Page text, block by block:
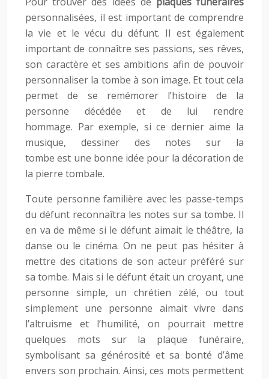
personnalisées, il est important de comprendre
la vie et le vécu du défunt. Il est également
important de connaître ses passions, ses rêves,
son caractère et ses ambitions afin de pouvoir
personnaliser la tombe à son image. Et tout cela
permet de se remémorer l’histoire de la
personne décédée et de lui rendre
hommage. Par exemple, si ce dernier aime la
musique, dessiner des notes sur la
tombe est une bonne idée pour la décoration de
la pierre tombale.
Toute personne familière avec les passe-temps
du défunt reconnaîtra les notes sur sa tombe. Il
en va de même si le défunt aimait le théâtre, la
danse ou le cinéma. On ne peut pas hésiter à
mettre des citations de son acteur préféré sur
sa tombe. Mais si le défunt était un croyant, une
personne simple, un chrétien zélé, ou tout
simplement une personne aimait vivre dans
l’altruisme et l’humilité, on pourrait mettre
quelques mots sur la plaque funéraire,
symbolisant sa générosité et sa bonté d’âme
envers son prochain. Ainsi, ces mots permettent